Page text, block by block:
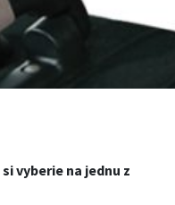
vyberie na jednu z